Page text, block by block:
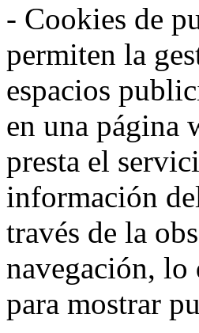
- Cookies de
permiten la
espacios
en una página
presta el
información
través de la
navegación,
para mostrar